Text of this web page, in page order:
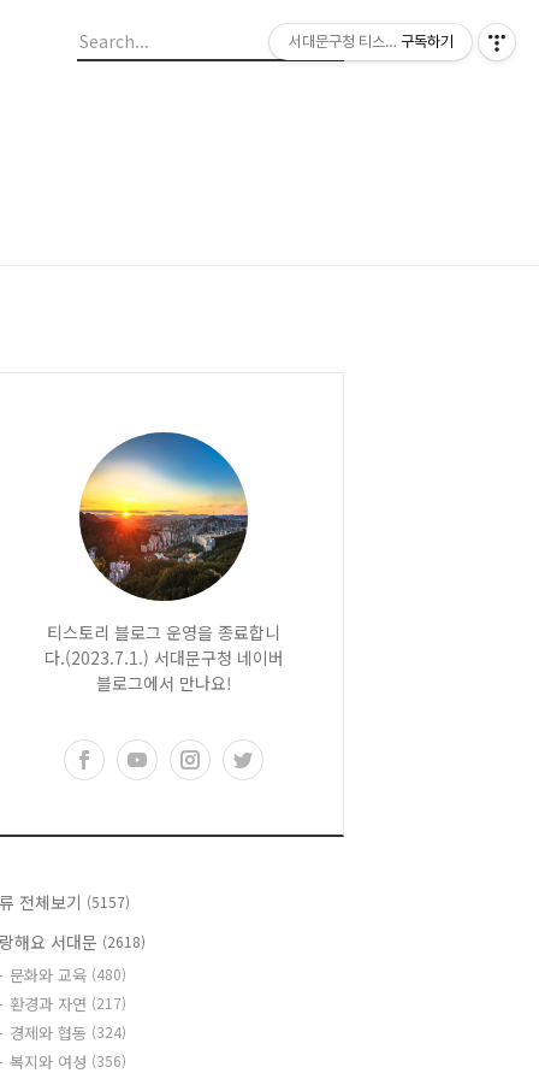
티스토리 블로그 운영을 종료합니
다.(2023.7.1.) 서대문구청 네이버
블로그에서 만나요!
전체보기 (5157)
해요 서대문 (2618)
문화와 교육 (480)
환경과 자연 (217)
경제와 협동 (324)
복지와 여성 (356)
서대문구청 티스토리 블로그
구독하기